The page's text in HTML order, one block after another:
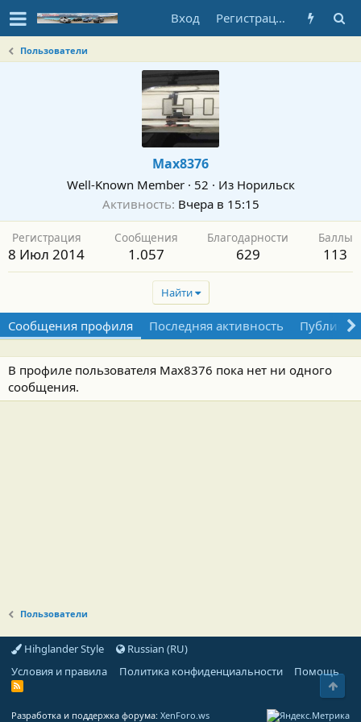
Вход Регистрация
Пользователи
Max8376
Well-Known Member · 52 · Из Норильск
Активность Вчера в 15:15
Регистрация
8 Июл 2014
Сообщения
1.057
Благодарности
629
Баллы
113
Найти
Сообщения профиля Последняя активность
В профиле пользователя Max8376 пока нет ни одного
сообщения.
Пользователи
Hihglander Style
Russian (RU)
Условия и правила
Политика конфиденциальности Помощь
R
Разработка и поддержка форума: XenForo.ws